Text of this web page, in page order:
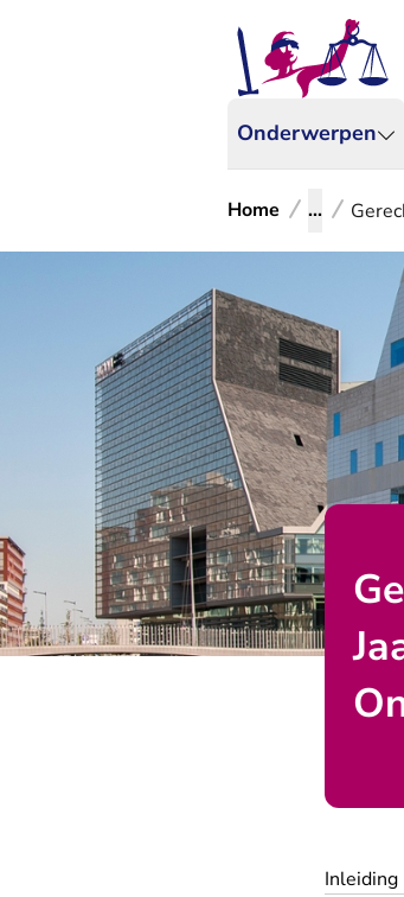
Onderwerpen
Home ...
Inleiding